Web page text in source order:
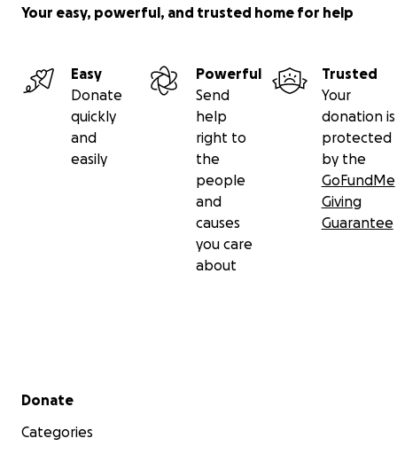
Your easy, powerful, and trusted home for help
Easy
Donate
quickly
and
easily
Powerful
Send
help
right to
the
people
and
causes
you care
about
Trusted
Your
donation is
protected
by the
GoFundMe
Giving
Guarantee
Secondary menu
Donate
Categories